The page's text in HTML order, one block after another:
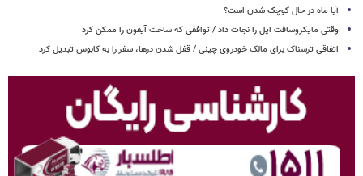
آیا ماه در حال کوچک شدن است؟
وقتی مایکروسافت اپل را نجات داد / توافقی که ساخت آیفون را ممکن کرد
اتفاقی ترسناک برای مالک خودروی چینی / قفل شدن درها، سفر را به کابوس تبدیل کرد